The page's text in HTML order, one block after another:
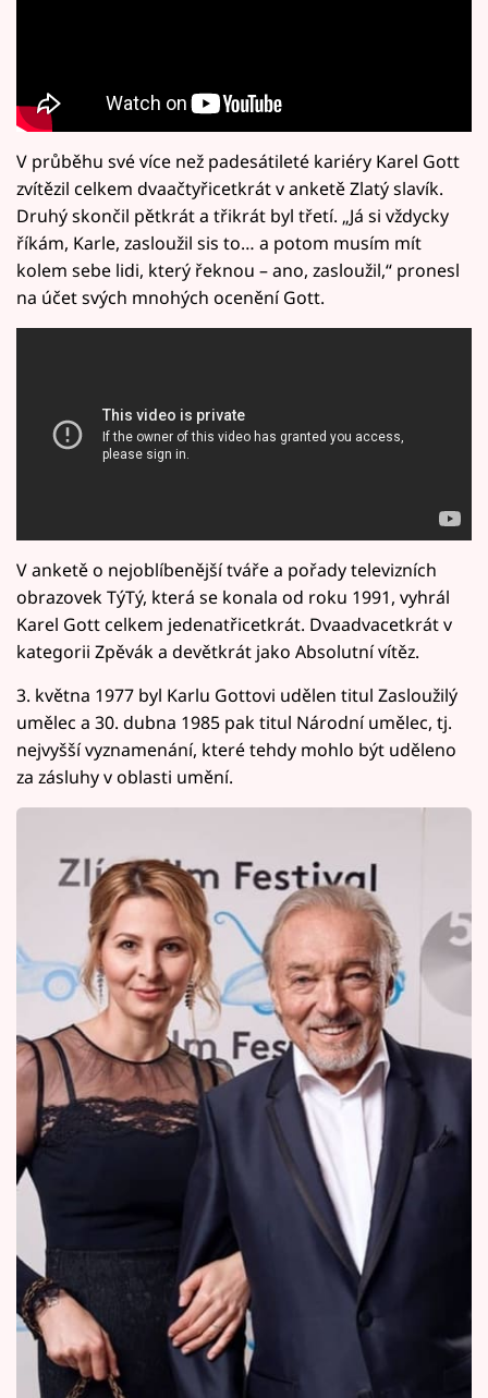
V průběhu své více než padesátileté kariéry Karel Gott
zvítězil celkem dvaačtyřicetkrát v anketě Zlatý slavík.
Druhý skončil pětkrát a třikrát byl třetí. „Já si vždycky
říkám, Karle, zasloužil sis to… a potom musím mít
kolem sebe lidi, který řeknou – ano, zasloužil,“ pronesl
na účet svých mnohých ocenění Gott.
V anketě o nejoblíbenější tváře a pořady televizních
obrazovek TýTý, která se konala od roku 1991, vyhrál
Karel Gott celkem jedenatřicetkrát. Dvaadvacetkrát v
kategorii Zpěvák a devětkrát jako Absolutní vítěz.
3. května 1977 byl Karlu Gottovi udělen titul Zasloužilý
umělec a 30. dubna 1985 pak titul Národní umělec, tj.
nejvyšší vyznamenání, které tehdy mohlo být uděleno
za zásluhy v oblasti umění.